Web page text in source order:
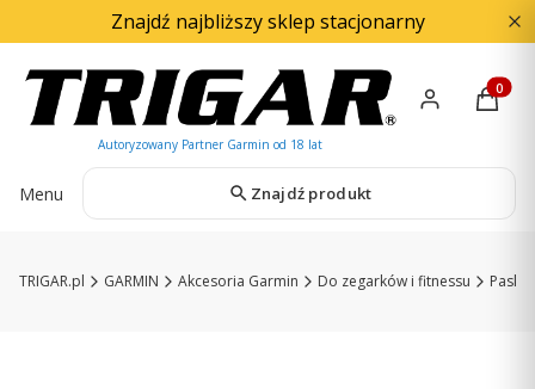
Znajdź najbliższy sklep stacjonarny
Menu Znajdź produkt
TRIGAR.pl GARMIN Akcesoria Garmin Do zegarków i fitnessu Paski